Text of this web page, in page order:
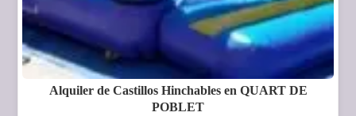
Alquiler de Castillos Hinchables en QUART DE
POBLET